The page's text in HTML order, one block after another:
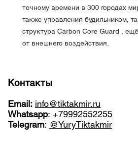
точному времени в 300 городах
также управления будильником,
структура Carbon Core Guard ,
от внешнего воздействия.
Контакты
Email: info@tiktakmir.ru
Whatsapp: +79992552255
Telegram: @YuryTiktakmir